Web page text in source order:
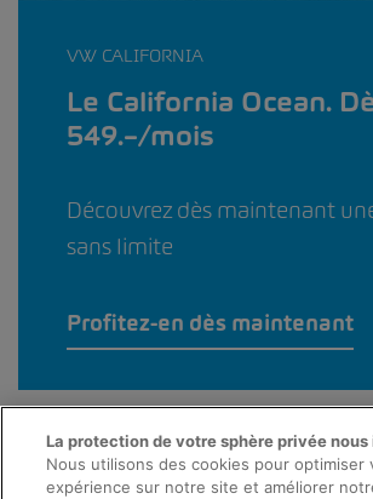
VW CALIFORNIA
Le California Ocean.
549.–/mois
Découvrez dès maintenant
sans limite
Profitez-en dès maintenant
La protection de votre sphère privée nous
Nous utilisons des cookies pour optimiser
expérience sur notre site et améliorer